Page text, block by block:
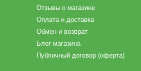
Отзывы о магазине
Оплата и доставка
Обмен и возврат
Блог магазина
Публичный договор (оферта)